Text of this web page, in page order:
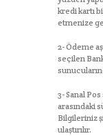
kredi kartı
etmenize
2- Ödeme
seçilen
3- Sanal
arasındaki
Bilgileriniz
ulaştırılır.